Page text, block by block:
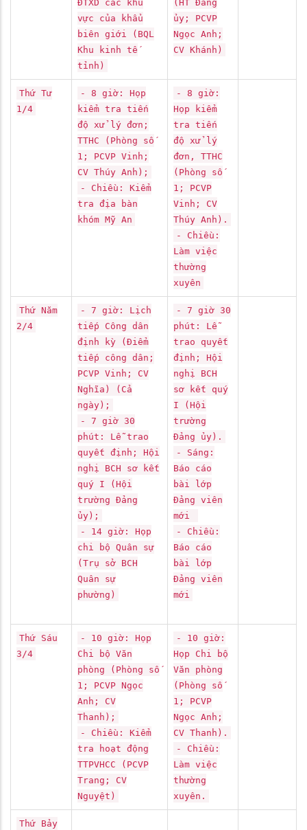
ĐTXD các khu
vực của khẩu
biên giới (BQL
Khu kinh tế
tỉnh)
(HT Đảng
ủy; PCVP
Ngọc Anh;
CV Khánh)
Thứ Tư
1/4
- 8 giờ: Họp
kiểm tra tiến
độ xử lý đơn;
TTHC (Phòng số
1; PCVP Vinh;
CV Thúy Anh);
- Chiều: Kiểm
tra địa bàn
khóm Mỹ An
- 8 giờ:
Họp kiểm
tra tiến
độ xử lý
đơn, TTHC
(Phòng số
1; PCVP
Vinh; CV
Thúy Anh).
- Chiều:
Làm việc
thường
xuyên
Thứ Năm
2/4
- 7 giờ: Lịch
tiếp Công dân
định kỳ (Điểm
tiếp công dân;
PCVP Vinh; CV
Nghĩa) (Cả
ngày);
- 7 giờ 30
phút: Lễ trao
quyết định; Hội
nghị BCH sơ kết
quý I (Hội
trường Đảng
ủy);
- 14 giờ: Họp
chi bộ Quân sự
(Trụ sở BCH
Quân sự
phường)
- 7 giờ 30
phút: Lễ
trao quyết
định; Hội
nghị BCH
sơ kết quý
I (Hội
trường
Đảng ủy).
- Sáng:
Báo cáo
bài lớp
Đảng viên
mới
- Chiều:
Báo cáo
bài lớp
Đảng viên
mới
Thứ Sáu
3/4
- 10 giờ: Họp
Chi bộ Văn
phòng (Phòng số
1; PCVP Ngọc
Anh; CV
Thanh);
- Chiều: Kiểm
tra hoạt động
TTPVHCC (PCVP
Trang; CV
Nguyệt)
- 10 giờ:
Họp Chi bộ
Văn phòng
(Phòng số
1; PCVP
Ngọc Anh;
CV Thanh).
- Chiều:
Làm việc
thường
xuyên.
Thứ Bảy